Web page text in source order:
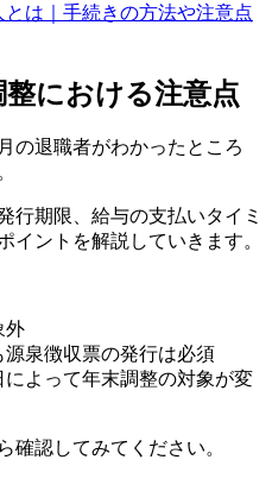
は｜手続きの方法や注意点
整における注意点
の退職者がわかったところ
行期限、給与の支払いタイミ
イントを解説していきます。
外
泉徴収票の発行は必須
よって年末調整の対象が変
確認してみてください。